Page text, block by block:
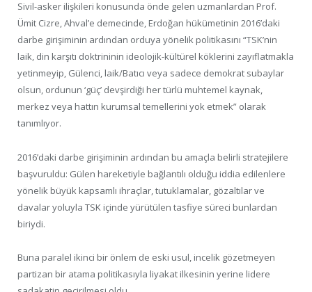
Sivil-asker ilişkileri konusunda önde gelen uzmanlardan Prof.
Ümit Cizre, Ahval’e demecinde, Erdoğan hükümetinin 2016’daki
darbe girişiminin ardından orduya yönelik politikasını “TSK’nin
laik, din karşıtı doktrininin ideolojik-kültürel köklerini zayıflatmakla
yetinmeyip, Gülenci, laik/Batıcı veya sadece demokrat subaylar
olsun, ordunun ‘güç’ devşirdiği her türlü muhtemel kaynak,
merkez veya hattın kurumsal temellerini yok etmek” olarak
tanımlıyor.
2016’daki darbe girişiminin ardından bu amaçla belirli stratejilere
başvuruldu: Gülen hareketiyle bağlantılı olduğu iddia edilenlere
yönelik büyük kapsamlı ihraçlar, tutuklamalar, gözaltılar ve
davalar yoluyla TSK içinde yürütülen tasfiye süreci bunlardan
biriydi.
Buna paralel ikinci bir önlem de eski usul, incelik gözetmeyen
partizan bir atama politikasıyla liyakat ilkesinin yerine lidere